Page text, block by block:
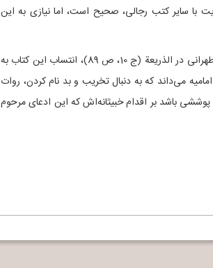
با سایر کتب رجالی، صحیح است، اما نیازی به این
در پایان تذکر این نکته نیز لازم است که بعضی از بزرگان، مانند مرحوم حاج‌آقا بزرگ طهرانی در الذریعة (ج 10، ص 89)، انتساب این کتاب به
می‌داند که به دنبال تخریب و بد نام کردن، روات
باشد بر اقدام خبیثانه‌اش که این ادعای مرحوم